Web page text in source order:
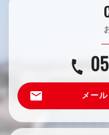
call
email メー